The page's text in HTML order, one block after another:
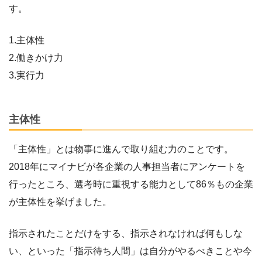
す。
1.主体性
2.働きかけ力
3.実行力
主体性
「主体性」とは物事に進んで取り組む力のことです。
2018年にマイナビが各企業の人事担当者にアンケートを
行ったところ、選考時に重視する能力として86％もの企業
が主体性を挙げました。
指示されたことだけをする、指示されなければ何もしな
い、といった「指示待ち人間」は自分がやるべきことや今